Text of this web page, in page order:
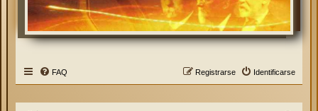
FAQ Identificarse
Registrarse